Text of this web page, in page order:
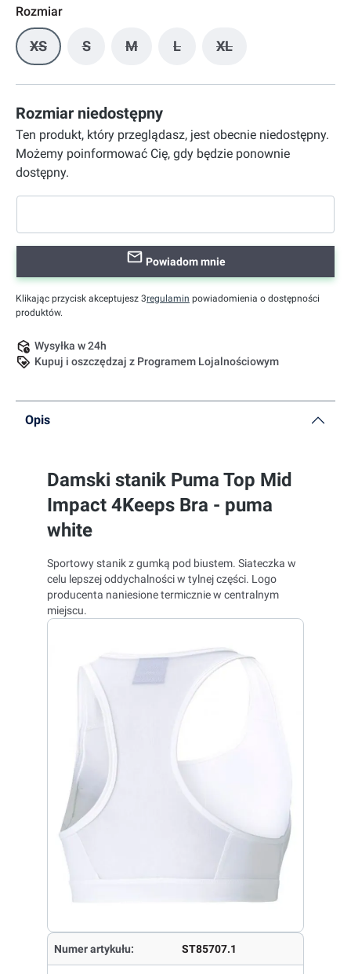
Rozmiar
XS(Ta opcja jest obecnie niedostępna.)
S(Ta opcja jest obecnie niedostępna.)
M(Ta opcja jest obecnie niedostępna.)
L(Ta opcja jest obecnie
XL(Ta opcja jest
Rozmiar niedostępny
Ten produkt, który przeglądasz, jest obecnie niedostępny.
Możemy poinformować Cię, gdy będzie ponownie
dostępny.
Powiadom mnie
Klikając przycisk akceptujesz 3regulamin powiadomienia o dostępności
produktów.
Wysyłka w 24h
Kupuj i oszczędzaj z Programem Lojalnościowym
Opis
Damski stanik Puma Top Mid
Impact 4Keeps Bra - puma
white
Sportowy stanik z gumką pod biustem. Siateczka w
celu lepszej oddychalności w tylnej części. Logo
producenta naniesione termicznie w centralnym
miejscu.
Numer artykułu: ST85707.1